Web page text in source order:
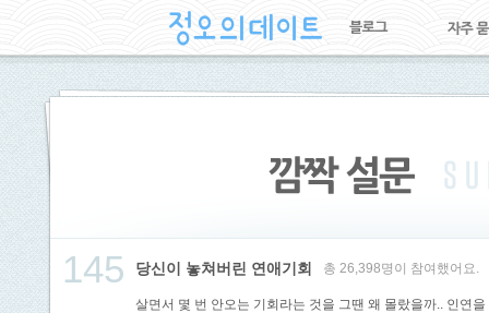
145 당신이 놓쳐버린 연애기회 총 26,398명이 참여했어요.
살면서 몇 번 안오는 기회라는 것을 그땐 왜 몰랐을까.. 인연